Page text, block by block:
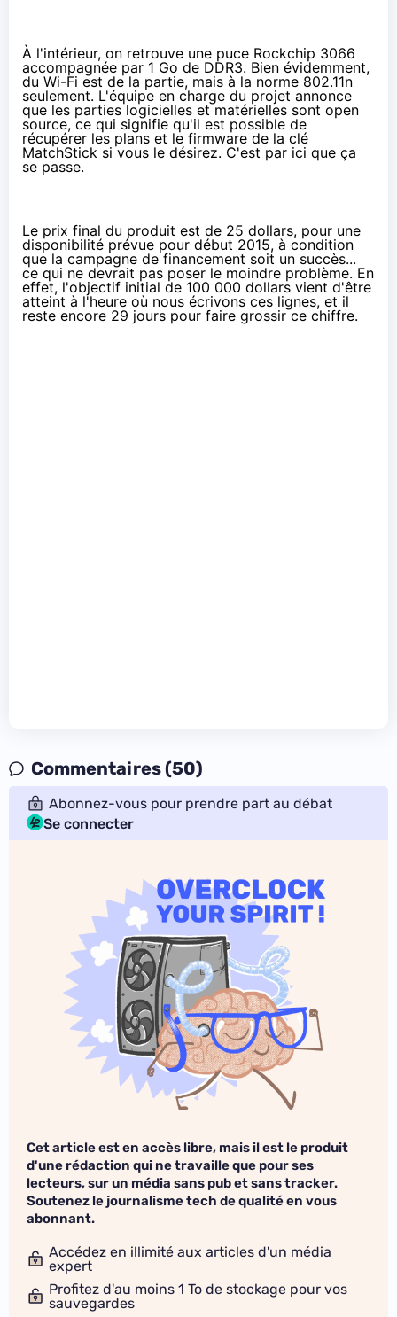
À l'intérieur, on retrouve une puce Rockchip 3066
accompagnée par 1 Go de DDR3. Bien évidemment,
du Wi-Fi est de la partie, mais à la norme 802.11n
seulement. L'équipe en charge du projet annonce
que les parties logicielles et matérielles sont open
source, ce qui signifie qu'il est possible de
récupérer les plans et le firmware de la clé
MatchStick si vous le désirez. C'est par ici que ça
se passe.
Le prix final du produit est de 25 dollars, pour une
disponibilité prévue pour début 2015, à condition
que la campagne de financement soit un succès...
ce qui ne devrait pas poser le moindre problème. En
effet, l'objectif initial de 100 000 dollars vient d'être
atteint à l'heure où nous écrivons ces lignes, et il
reste encore 29 jours pour faire grossir ce chiffre.
Commentaires (50)
Abonnez-vous pour prendre part au débat
Se connecter
Cet article est en accès libre, mais il est le produit
d'une rédaction qui ne travaille que pour ses
lecteurs, sur un média sans pub et sans tracker.
Soutenez le journalisme tech de qualité en vous
abonnant.
Accédez en illimité aux articles d'un média
expert
Profitez d'au moins 1 To de stockage pour vos
sauvegardes